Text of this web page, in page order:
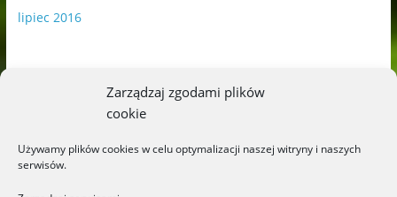
Zarządzaj zgodami plików
cookie
Używamy plików cookies w celu optymalizacji naszej witryny i naszych
serwisów.
lipiec 2016